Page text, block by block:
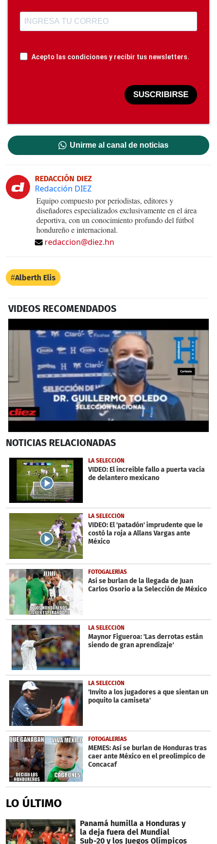
Acepto las condiciones y recibir tus newsletters.
SUSCRIBIRSE
Unirme al canal de noticias
REDACCIÓN DIEZ
Redacción DIEZ
Equipo compuesto por periodistas, editores y
diseñadores especializados exclusivamente en el área
deportiva, con un conocimiento profundo del fútbol
hondureño e internacional.
redaccion@diez.hn
Alberth Elis
VIDEOS RECOMENDADOS
seconds
2
minutes,
seconds
NOTICIAS RELACIONADAS
LA SELECCIÓN
VIDEO: El increíble fallo a puerta vacía
de delantero mexicano
LA SELECCIÓN
VIDEO: El 'patadón' imprudente que le
costó la roja a Allans Vargas ante
México
FOTOGALERÍAS
Así se burlan de la llegada de Juan
Carlos Osorio a la Selección de México
LA SELECCIÓN
Maynor Figueroa: 'Las derrotas están
siendo de gran aprendizaje'
LA SELECCIÓN
'Invito a los jugadores a que sientan un
poquito la camiseta'
FOTOGALERÍAS
MEMES: Así se burlan de Honduras tras
caer ante México en el preolímpico de
Concacaf
LO ÚLTIMO
Panamá humilla a Honduras y
la deja fuera del Mundial
Sub-20 y los Juegos Olímpicos